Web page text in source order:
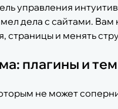
управления
дела с сайтами.
страницы и менять
плагины и
не может